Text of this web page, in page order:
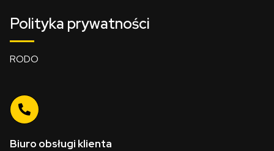
Polityka prywatności
RODO
Biuro obsługi klienta